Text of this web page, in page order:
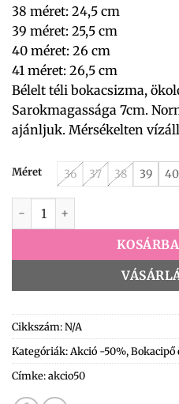
38 méret: 24,5 cm
39 méret: 25,5 cm
40 méret: 26 cm
41 méret: 26,5 cm
Bélelt téli bokacsizma,
Sarokmagassága 7cm.
ajánljuk. Mérsékelten
Méret 36 37 38 39 40
NS591P bokacsizma
Cikkszám:N/A
Kategóriák: Akció -50%,Bokacipő
Címke:akcio50